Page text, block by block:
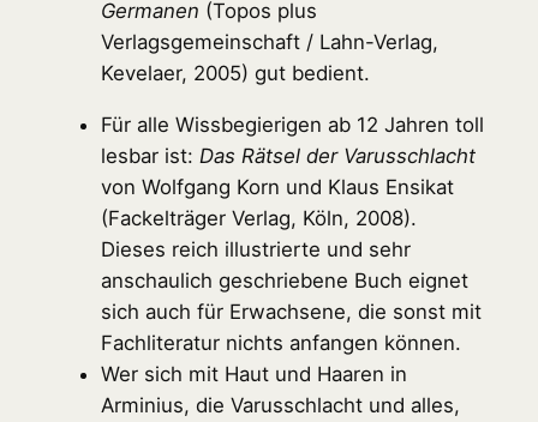
Germanen (Topos plus
Verlagsgemeinschaft / Lahn-Verlag,
Kevelaer, 2005) gut bedient.
Für alle Wissbegierigen ab 12 Jahren toll
lesbar ist: Das Rätsel der Varusschlacht
von Wolfgang Korn und Klaus Ensikat
(Fackelträger Verlag, Köln, 2008).
Dieses reich illustrierte und sehr
anschaulich geschriebene Buch eignet
sich auch für Erwachsene, die sonst mit
Fachliteratur nichts anfangen können.
Wer sich mit Haut und Haaren in
Arminius, die Varusschlacht und alles,